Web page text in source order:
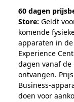
60 dagen
Store: Geldt
komende
apparaten in
Experience
dagen vanaf
ontvangen.
Business-
doen voor